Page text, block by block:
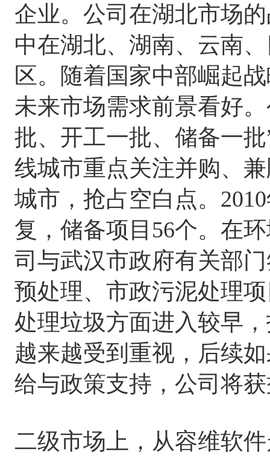
企业。公司在湖北市场
中在湖北、湖南、云南
区。随着国家中部崛起
未来市场需求前景看好
批、开工一批、储备一
线城市重点关注并购、
城市，抢占空白点。
复，储备项目56个。在
司与武汉市政府有关部
预处理、市政污泥处理
处理垃圾方面进入较早
越来越受到重视，后续
给与政策支持，公司将
二级市场上，从容维软